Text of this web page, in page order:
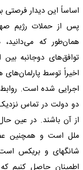
اساساً این دیدار فرصتی
پس از حملات رژیم
همان‌طور که
توافق‌های دوجانبه
اخیراً توسط
اجرایی شده است.
دو دولت در تماس نزدیک
از آن باشند. در عین
ملل است و همچنین
شانگهای و بریکس
اطمینان حاصل کنیم